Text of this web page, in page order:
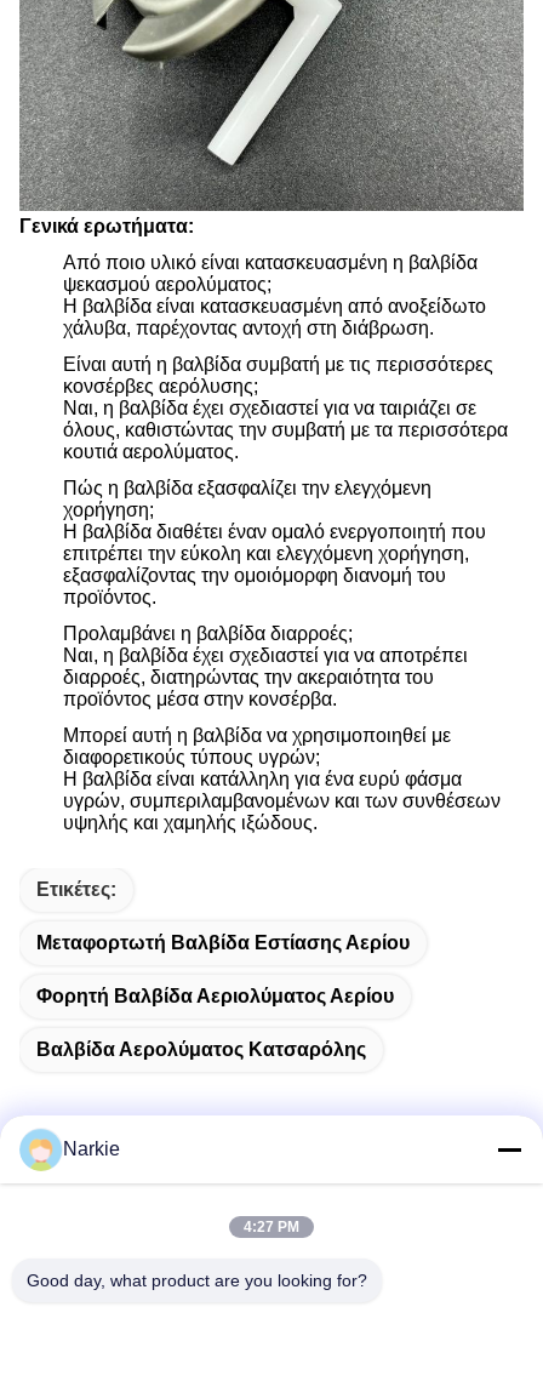
Γενικά ερωτήματα:
Από ποιο υλικό είναι κατασκευασμένη η βαλβίδα
ψεκασμού αερολύματος;
Η βαλβίδα είναι κατασκευασμένη από ανοξείδωτο
χάλυβα, παρέχοντας αντοχή στη διάβρωση.
Είναι αυτή η βαλβίδα συμβατή με τις περισσότερες
κονσέρβες αερόλυσης;
Ναι, η βαλβίδα έχει σχεδιαστεί για να ταιριάζει σε
όλους, καθιστώντας την συμβατή με τα περισσότερα
κουτιά αερολύματος.
Πώς η βαλβίδα εξασφαλίζει την ελεγχόμενη
χορήγηση;
Η βαλβίδα διαθέτει έναν ομαλό ενεργοποιητή που
επιτρέπει την εύκολη και ελεγχόμενη χορήγηση,
εξασφαλίζοντας την ομοιόμορφη διανομή του
προϊόντος.
Προλαμβάνει η βαλβίδα διαρροές;
Ναι, η βαλβίδα έχει σχεδιαστεί για να αποτρέπει
διαρροές, διατηρώντας την ακεραιότητα του
προϊόντος μέσα στην κονσέρβα.
Μπορεί αυτή η βαλβίδα να χρησιμοποιηθεί με
διαφορετικούς τύπους υγρών;
Η βαλβίδα είναι κατάλληλη για ένα ευρύ φάσμα
υγρών, συμπεριλαμβανομένων και των συνθέσεων
υψηλής και χαμηλής ιξώδους.
Ετικέτες:
Μεταφορτωτή Βαλβίδα Εστίασης Αερίου
Φορητή Βαλβίδα Αεριολύματος Αερίου
Βαλβίδα Αερολύματος Κατσαρόλης
Οδός Yingbin αριθ. 100, ζώνη οικονομικής και τεχνολογικής
Narkie
4:27 PM
Good day, what product are you looking for?